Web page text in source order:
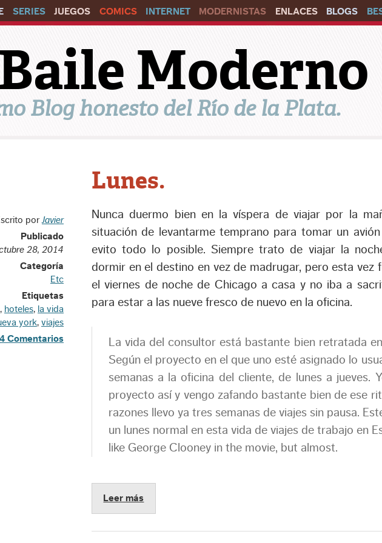
SERIES JUEGOS COMICS INTERNET MODERNISTAS ENLACES BLOGS
Moderno
Blog honesto del Río de la Plata.
por Javier
Publicado
28, 2014
Categoría
Etc
Etiquetas
, hoteles, la vida
york, viajes
4 Comentarios
Lunes.
Nunca duermo bien en la víspera de viajar por la
situación de levantarme temprano para tomar un
evito todo lo posible. Siempre trato de viajar la
dormir en el destino en vez de madrugar, pero esta vez
el viernes de noche de Chicago a casa y no iba a
para estar a las nueve fresco de nuevo en la oficina.
La vida del consultor está bastante bien retratada
Según el proyecto en el que uno esté asignado lo
semanas a la oficina del cliente, de lunes a jueves.
proyecto así y vengo zafando bastante bien de ese
razones llevo ya tres semanas de viajes sin pausa.
un lunes normal en esta vida de viajes de trabajo en
like George Clooney in the movie, but almost.
Leer más